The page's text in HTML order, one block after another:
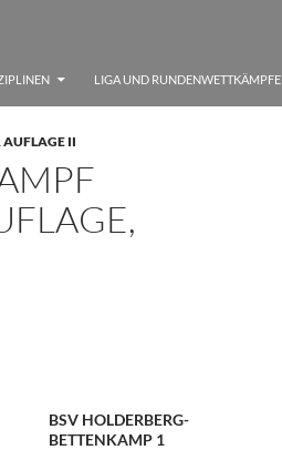
LIGA UND RUNDENWETTKÄMPFE
AUFLAGE II
BSV HOLDERBERG-
BETTENKAMP 1